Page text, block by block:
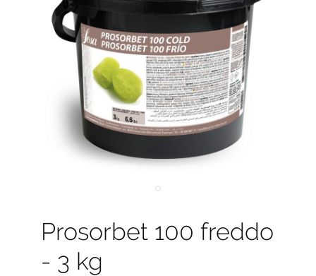
Prosorbet 100 freddo
- 3 kg